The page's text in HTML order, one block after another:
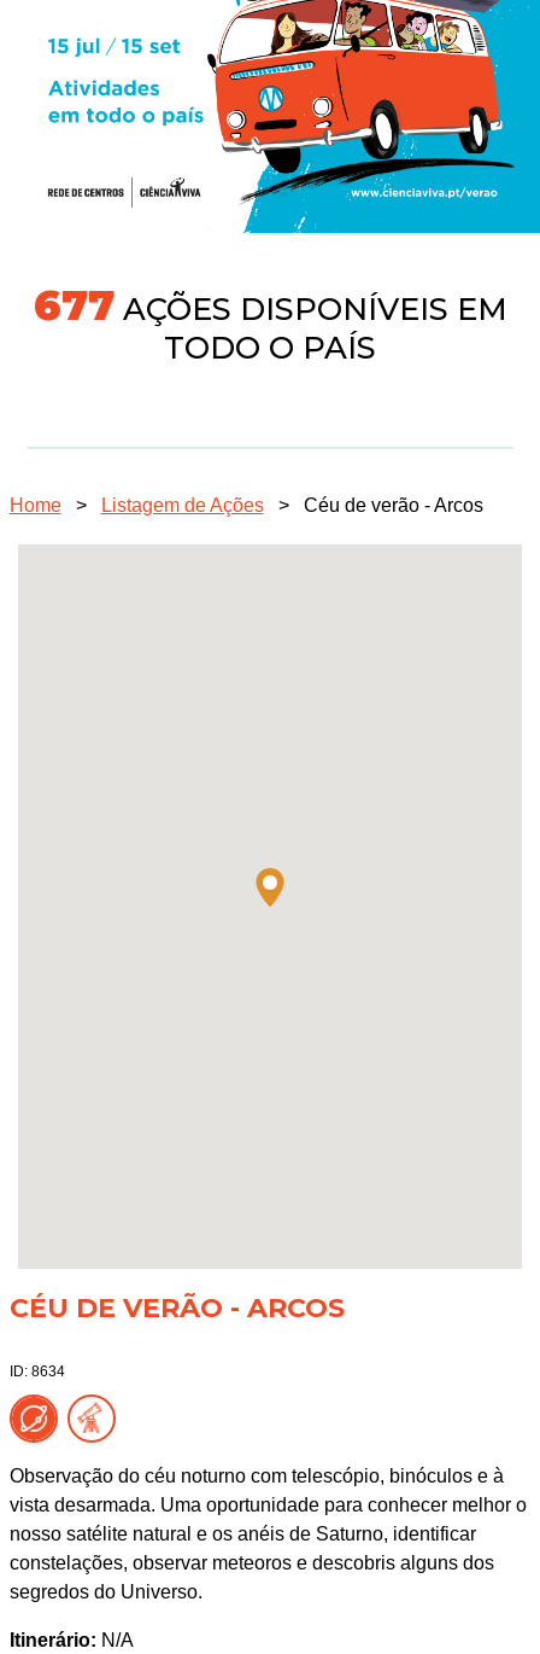
704 AÇÕES DISPONÍVEIS EM
TODO O PAÍS
Home > Listagem de Ações > Céu de verão - Arcos
CÉU DE VERÃO - ARCOS
ID: 8634
Observação do céu noturno com telescópio, binóculos e à
vista desarmada. Uma oportunidade para conhecer melhor o
nosso satélite natural e os anéis de Saturno, identificar
constelações, observar meteoros e descobris alguns dos
segredos do Universo.
Itinerário: N/A